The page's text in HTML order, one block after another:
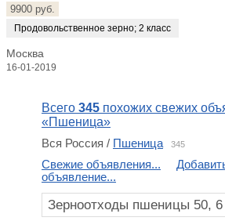
9900 руб.
Продовольственное зерно; 2 класс
Москва
16-01-2019
Всего 345 похожих свежих
«Пшеница»
Вся Россия / Пшеница 345
Свежие объявления...
объявление...